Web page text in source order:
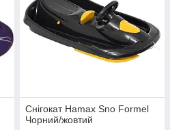
Снігокат Hamax Sno Formel
Чорний/жовтий